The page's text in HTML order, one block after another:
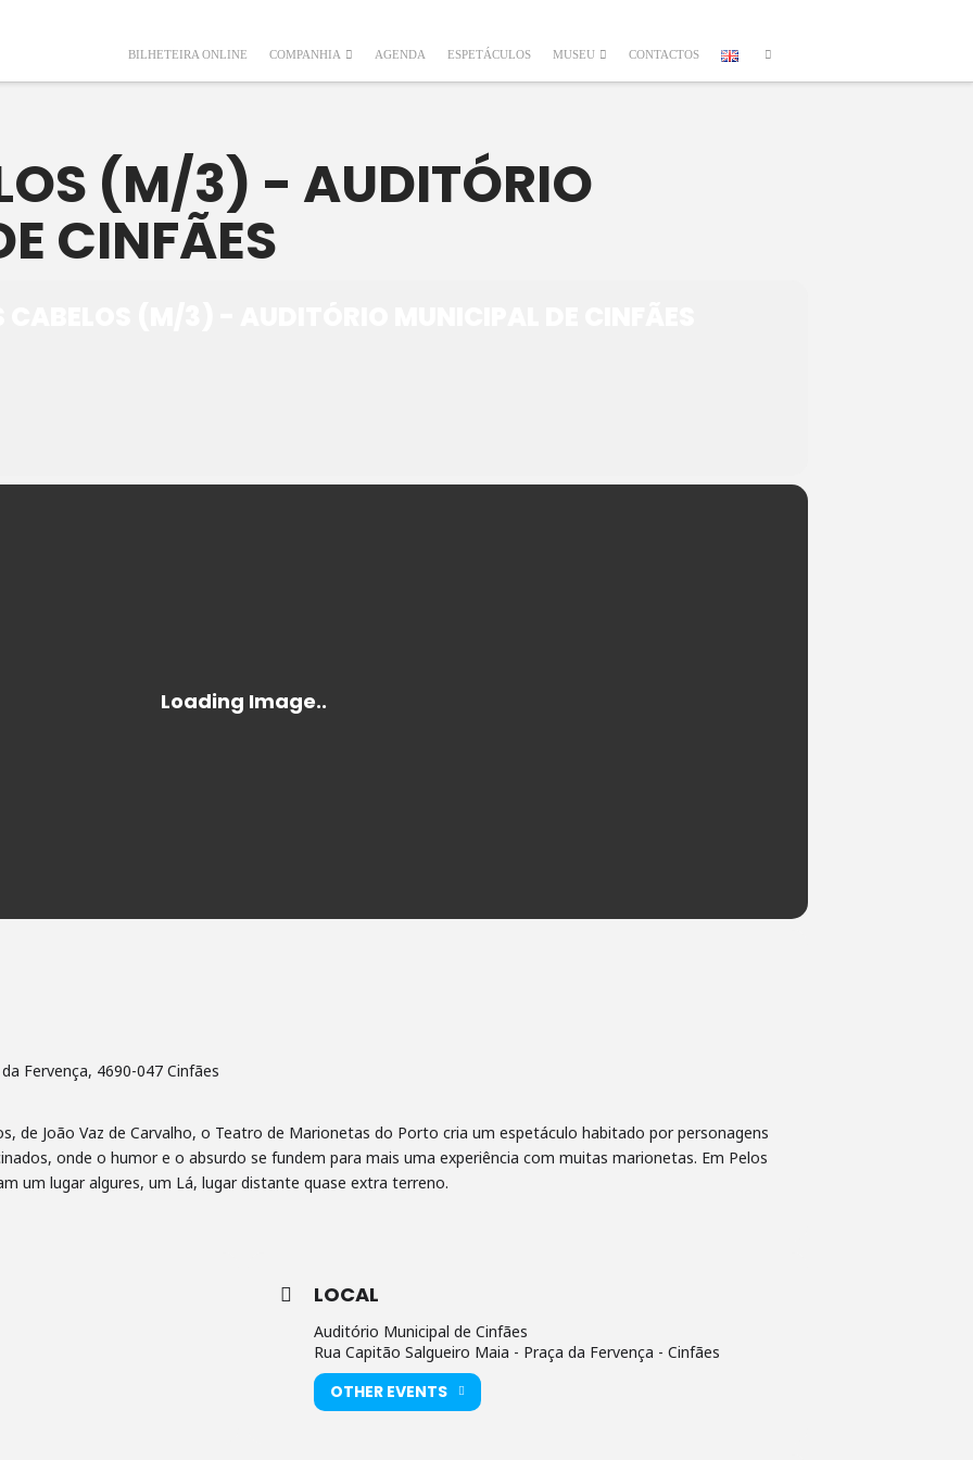
BILHETEIRA ONLINE COMPANHIA AGENDA ESPETÁCULOS MUSEU CONTACTOS
(M/3) - AUDITÓRIO
CINFÃES
Fervença, 4690-047 Cinfães
de João Vaz de Carvalho, o Teatro de Marionetas do Porto cria um espetáculo habitado por personagens
onde o humor e o absurdo se fundem para mais uma experiência com muitas marionetas. Em Pelos
um lugar algures, um Lá, lugar distante quase extra terreno.
LOCAL
Auditório Municipal de Cinfães
Rua Capitão Salgueiro Maia - Praça da Fervença - Cinfães
OTHER EVENTS